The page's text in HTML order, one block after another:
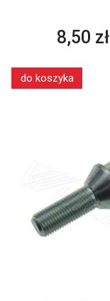
8,50 zł
do koszyka